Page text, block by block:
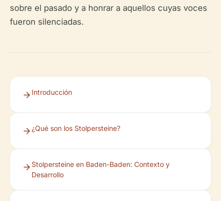
sobre el pasado y a honrar a aquellos cuyas voces
fueron silenciadas.
Introducción
¿Qué son los Stolpersteine?
Stolpersteine en Baden-Baden: Contexto y
Desarrollo